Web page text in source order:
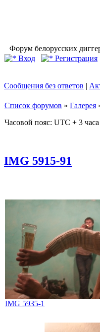
Форум белорусских
Вход
Регистрация
Сообщения без ответов |
Список форумов » Галерея
Часовой пояс: UTC + 3 часа
IMG 5915-91
IMG 5935-1